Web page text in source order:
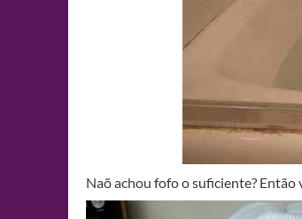
Naõ achou fofo o suficiente?